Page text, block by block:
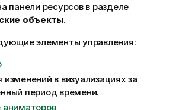
панели ресурсов в разделе
объекты.
элементы управления:
изменений в визуализациях за
период времени.
аниматоров